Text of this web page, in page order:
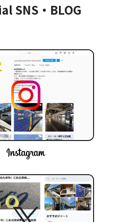
SNS・BLOG